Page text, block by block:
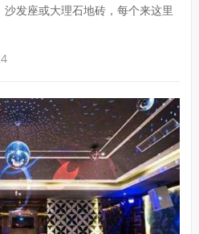
发座或大理石地砖，每个来这里